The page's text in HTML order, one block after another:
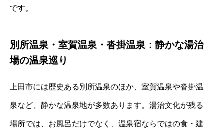
です。
別所温泉・室賀温泉・沓掛温泉：静かな湯治
場の温泉巡り
上田市には歴史ある別所温泉のほか、室賀温泉や沓掛温
泉など、静かな温泉地が多数あります。湯治文化が残る
場所では、お風呂だけでなく、温泉宿ならではの食・建